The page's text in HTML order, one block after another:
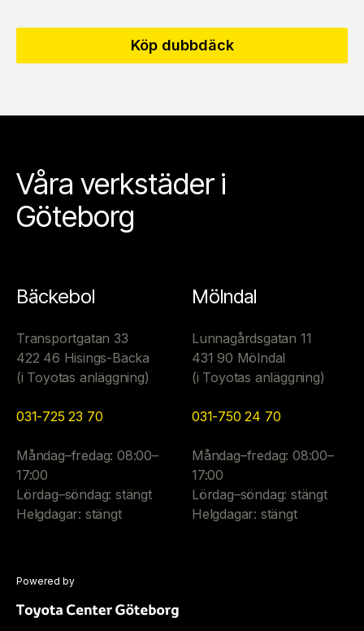
Köp dubbdäck
Våra verkstäder i
Göteborg
Bäckebol
Transportgatan 33
422 46 Hisings-Backa
(i Toyotas anläggning)
031-725 23 70
Måndag–fredag: 08:00–
17:00
Lördag–söndag: stängt
Helgdagar: stängt
Mölndal
Lunnagårdsgatan 11
431 90 Mölndal
(i Toyotas anläggning)
031-750 24 70
Måndag–fredag: 08:00–
17:00
Lördag–söndag: stängt
Helgdagar: stängt
Powered by